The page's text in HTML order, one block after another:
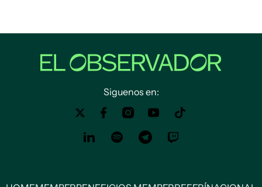
Siguenos en: